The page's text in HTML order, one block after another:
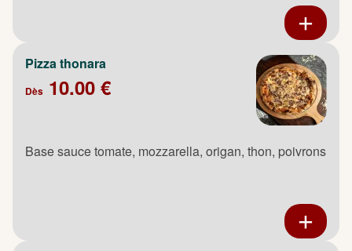
Pizza thonara
Dès 10.00 €
Base sauce tomate, mozzarella, origan, thon, poivrons